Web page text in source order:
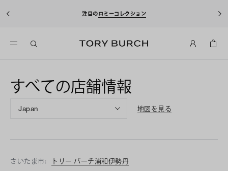
注目のロミーコレクション
すべての店舗情報
Japan 地図を見る
さいたま市: トリー バーチ浦和伊勢丹